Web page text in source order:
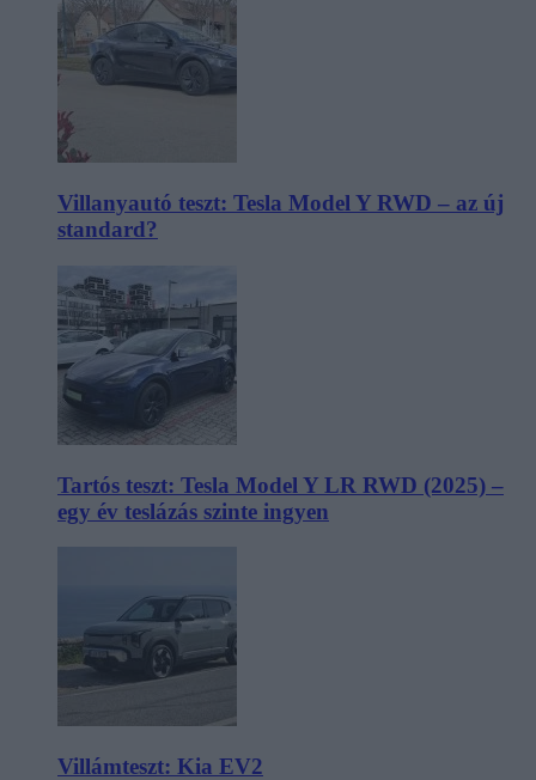
Villanyautó teszt: Tesla Model Y RWD – az új
standard?
Tartós teszt: Tesla Model Y LR RWD (2025) –
egy év teslázás szinte ingyen
Villámteszt: Kia EV2